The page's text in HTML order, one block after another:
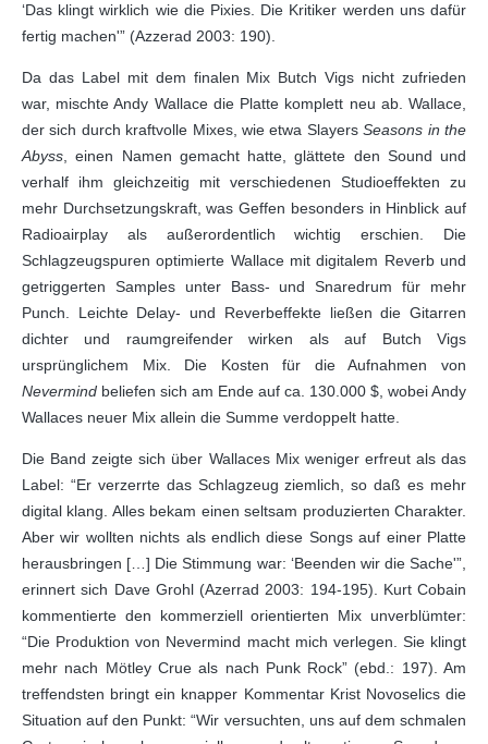
‘Das klingt wirklich wie die Pixies. Die Kritiker werden uns dafür
fertig machen'” (Azzerad 2003: 190).
Da das Label mit dem finalen Mix Butch Vigs nicht zufrieden
war, mischte Andy Wallace die Platte komplett neu ab. Wallace,
der sich durch kraftvolle Mixes, wie etwa SlayersSeasons in the
Abyss , einen Namen gemacht hatte, glättete den Sound und
verhalf ihm gleichzeitig mit verschiedenen Studioeffekten zu
mehr Durchsetzungskraft, was Geffen besonders in Hinblick auf
Radioairplay als außerordentlich wichtig erschien. Die
Schlagzeugspuren optimierte Wallace mit digitalem Reverb und
getriggerten Samples unter Bass- und Snaredrum für mehr
Punch. Leichte Delay- und Reverbeffekte ließen die Gitarren
dichter und raumgreifender wirken als auf Butch Vigs
ursprünglichem Mix. Die Kosten für die Aufnahmen von
Nevermind beliefen sich am Ende auf ca. 130.000 $, wobei Andy
Wallaces neuer Mix allein die Summe verdoppelt hatte.
Die Band zeigte sich über Wallaces Mix weniger erfreut als das
Label: “Er verzerrte das Schlagzeug ziemlich, so daß es mehr
digital klang. Alles bekam einen seltsam produzierten Charakter.
Aber wir wollten nichts als endlich diese Songs auf einer Platte
herausbringen […] Die Stimmung war: ‘Beenden wir die Sache'”,
erinnert sich Dave Grohl (Azerrad 2003: 194-195). Kurt Cobain
kommentierte den kommerziell orientierten Mix unverblümter:
“Die Produktion von Nevermind macht mich verlegen. Sie klingt
mehr nach Mötley Crue als nach Punk Rock” (ebd.: 197). Am
treffendsten bringt ein knapper Kommentar Krist Novoselics die
Situation auf den Punkt: “Wir versuchten, uns auf dem schmalen